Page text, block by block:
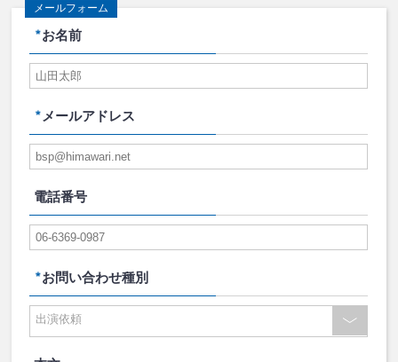
メールフォーム
お名前
メールアドレス
電話番号
お問い合わせ種別